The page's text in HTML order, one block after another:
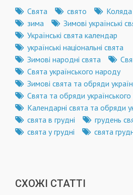
Свята свято Коляда
зима
Зимові українські
Українські свята календар
українські національні свята
Зимові народні свята
Свята українського народу
Зимові свята та обряди
Свята та обряди
Календарні свята та обряди
свята в грудні
грудень
свята у грудні
свята
СХОЖІ СТАТТІ